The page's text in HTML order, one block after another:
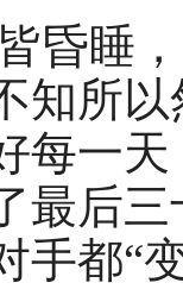
昏睡
知所
每一
最后
手都“